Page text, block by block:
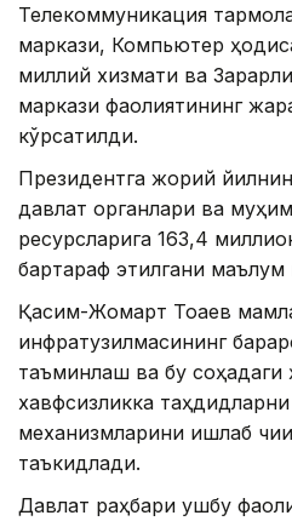
Телекоммуникация
маркази, Компьютер
миллий хизмати ва
маркази фаолиятининг
кўрсатилди.
Президентга жорий
давлат органлари ва
ресурсларига 163,4
бартараф этилгани маълум
Қасим-Жомарт Тоқаев
инфратузилмасининг
таъминлаш ва бу соҳадаги
хавфсизликка таҳдидларни
механизмларини ишлаб
таъкидлади.
Давлат раҳбари ушбу